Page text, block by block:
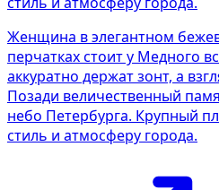
Женщина в элегантном
перчатках стоит у Медного
аккуратно держат зонт, а
Позади величественный
небо Петербурга. Крупный
стиль и атмосферу города.